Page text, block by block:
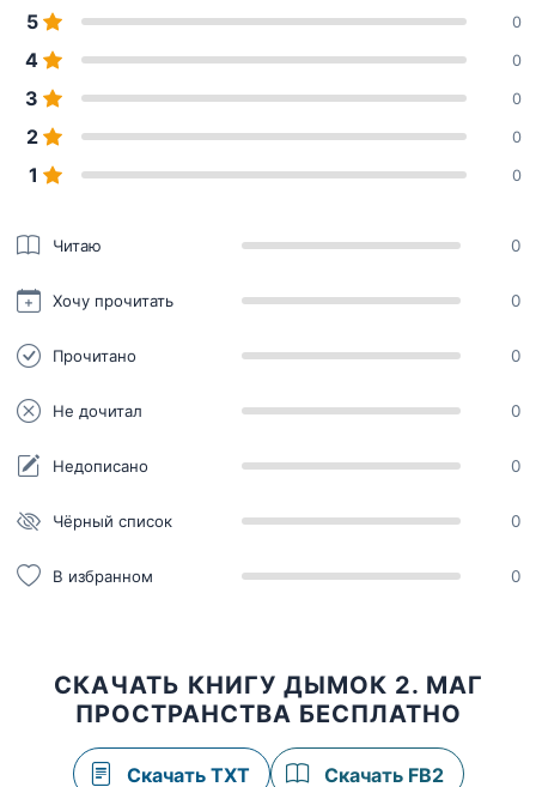
5 0
4 0
3 0
2 0
1 0
Читаю 0
Хочу прочитать 0
Прочитано 0
Не дочитал 0
Недописано 0
Чёрный список 0
В избранном 0
СКАЧАТЬ КНИГУ ДЫМОК 2. МАГ
ПРОСТРАНСТВА БЕСПЛАТНО
Скачать TXT Скачать FB2